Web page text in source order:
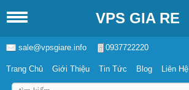
VPS GIA RE
sale@vpsgiare.info 0937722220
Trang Chủ Giới Thiệu Tin Tức Blog Liên Hệ